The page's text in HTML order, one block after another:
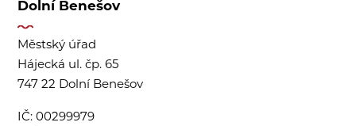
Dolní Benešov
Městský úřad
Hájecká ul. čp. 65
747 22 Dolní Benešov
IČ:00299979